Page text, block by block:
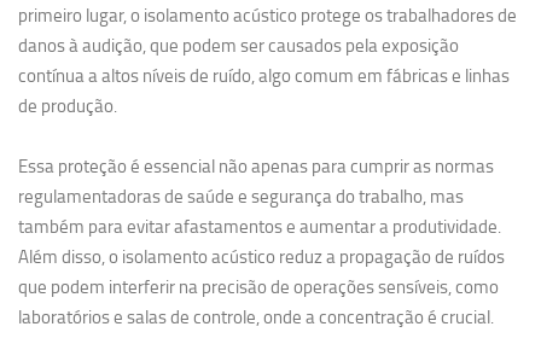
primeiro lugar, o isolamento acústico protege os trabalhadores de
danos à audição, que podem ser causados pela exposição
contínua a altos níveis de ruído, algo comum em fábricas e linhas
de produção.
Essa proteção é essencial não apenas para cumprir as normas
regulamentadoras de saúde e segurança do trabalho, mas
também para evitar afastamentos e aumentar a produtividade.
Além disso, o isolamento acústico reduz a propagação de ruídos
que podem interferir na precisão de operações sensíveis, como
laboratórios e salas de controle, onde a concentração é crucial.